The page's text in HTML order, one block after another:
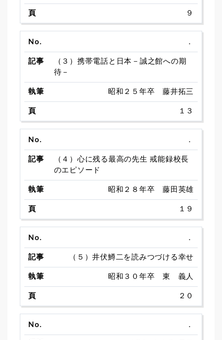
９
．
（３）携帯電話と日本－誠之館への期
待－
昭和２５年卒 藤井拓三
１３
．
（４）心に残る最高の先生 戒能録校長
のエピソード
昭和２８年卒 藤田英雄
１９
．
（５）井伏鱒二を読みつづける幸せ
昭和３０年卒 東 義人
２０
．